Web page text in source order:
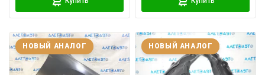
НОВЫЙ АНАЛОГ НОВЫЙ АНАЛОГ